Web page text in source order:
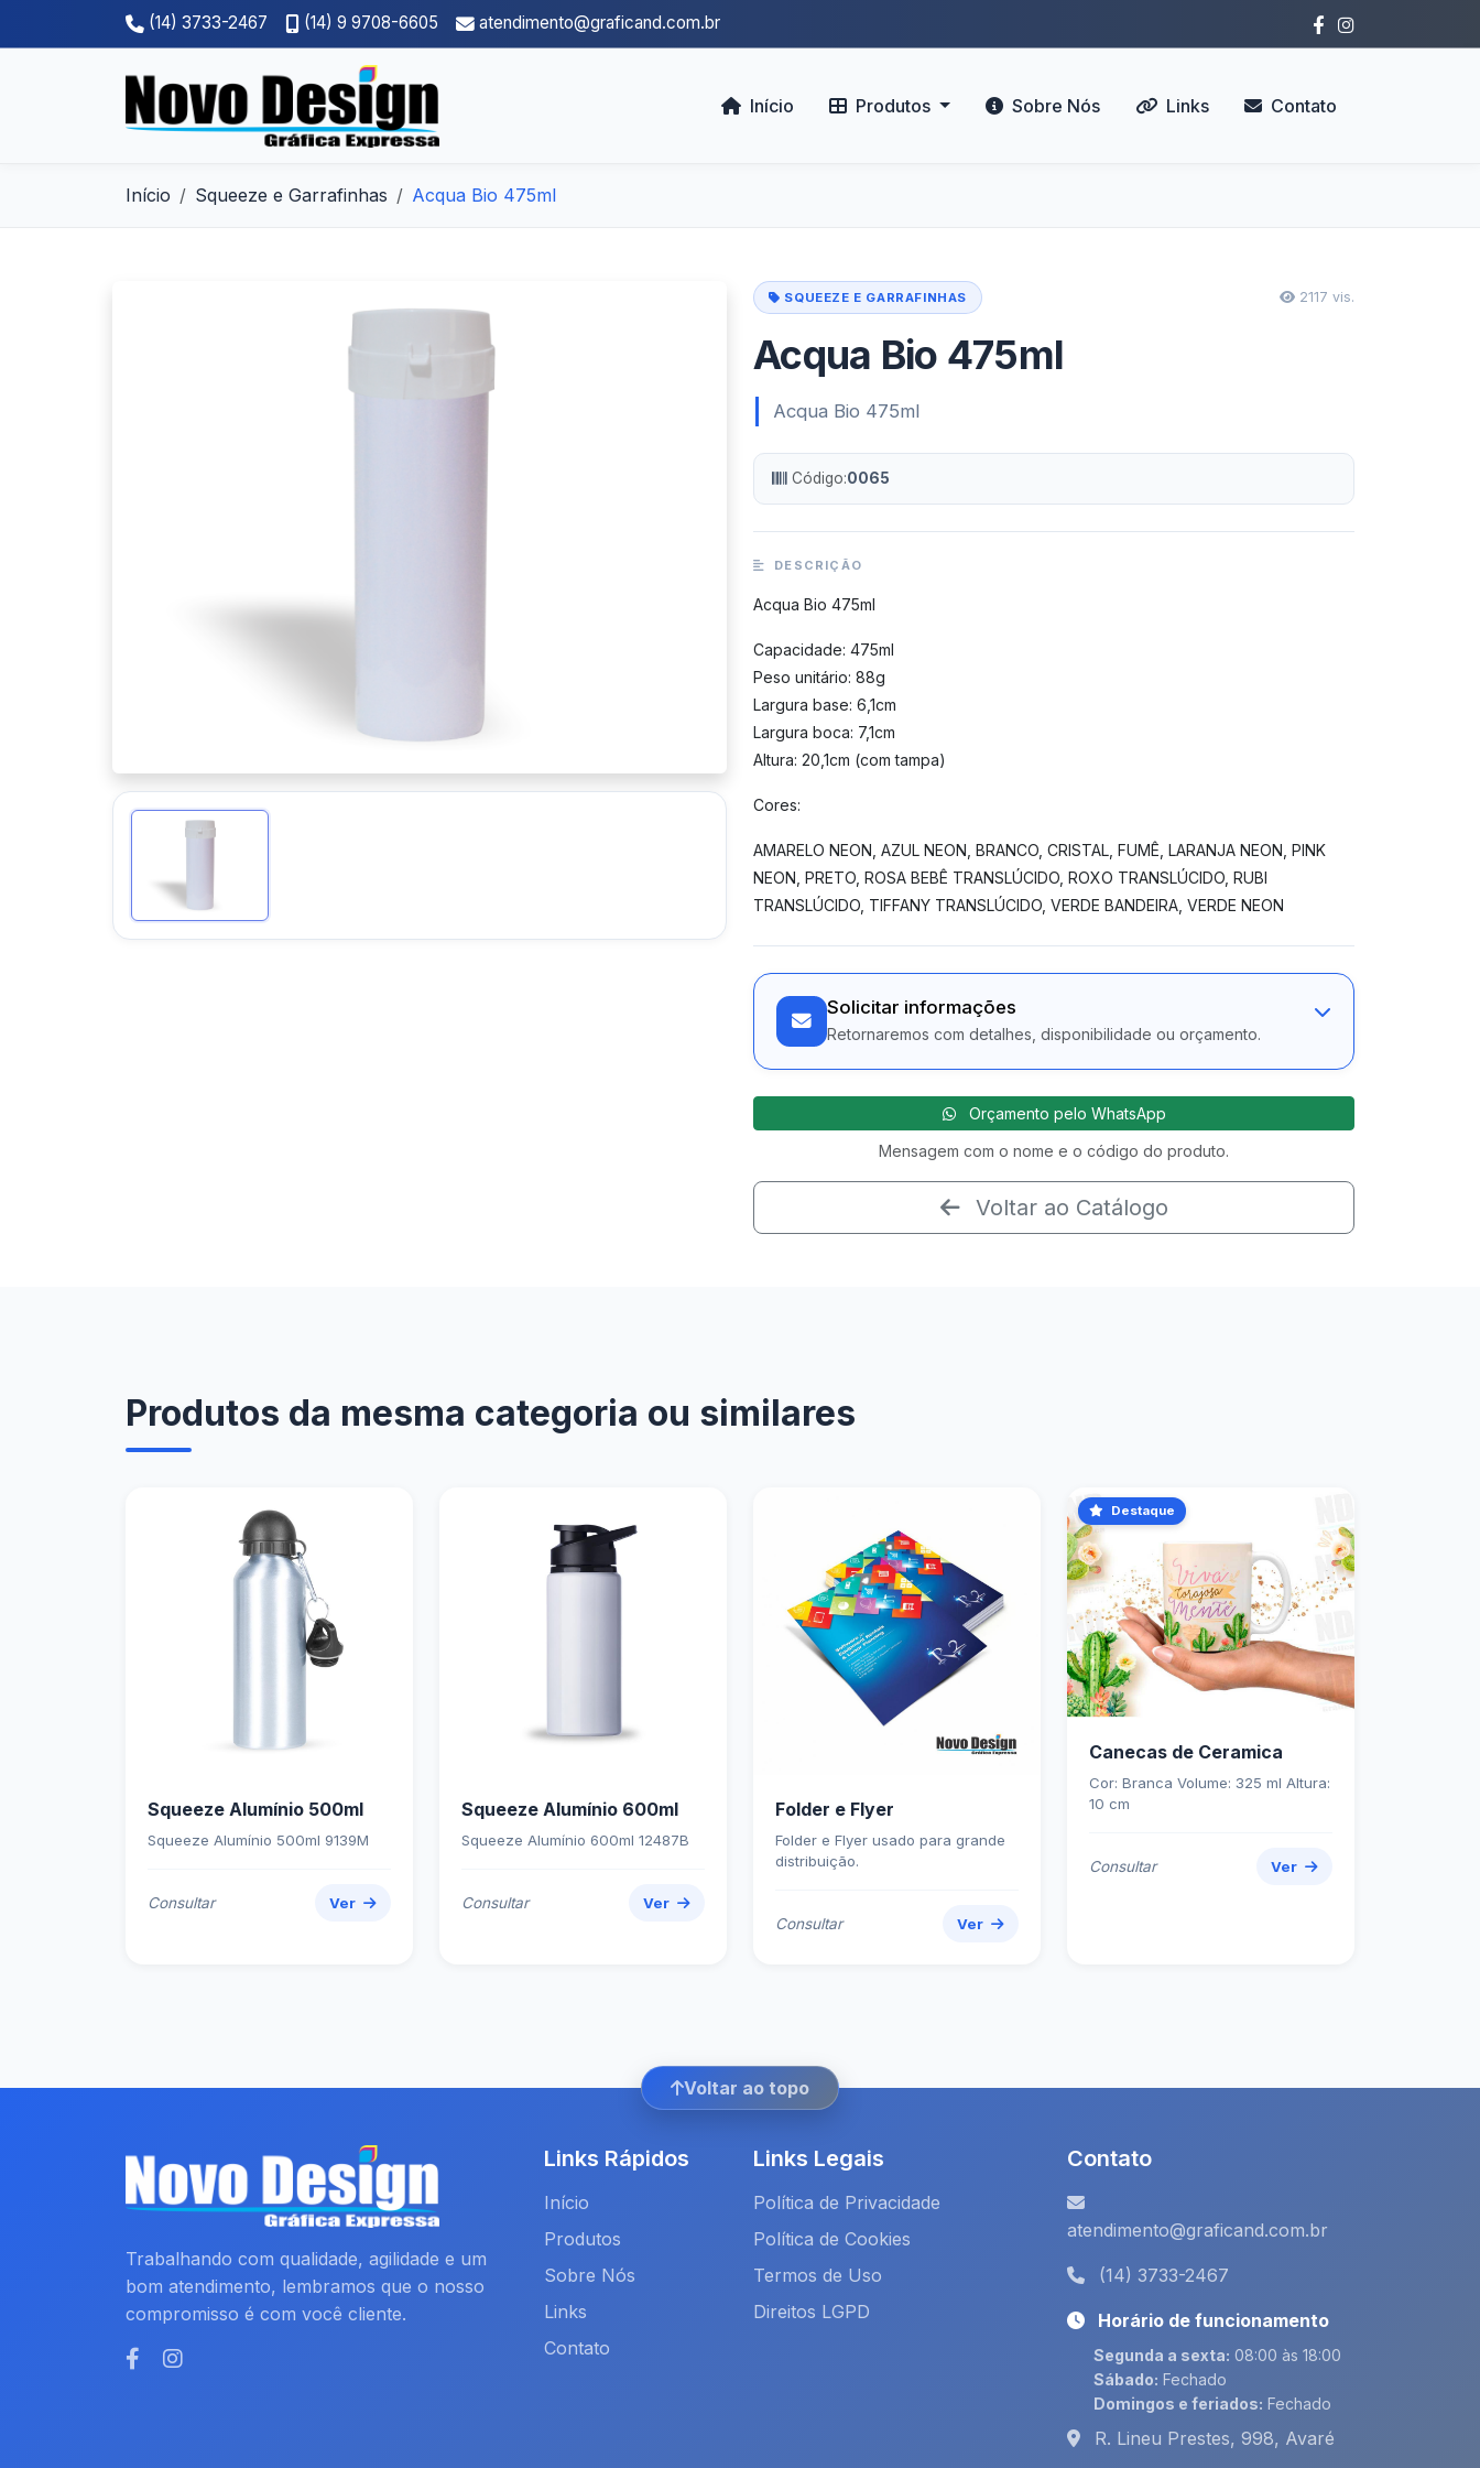
(14) 3733-2467 (14) 9 9708-6605 atendimento@graficand.com.br
Início Produtos Sobre Nós Links Contato
Início Squeeze e Garrafinhas Acqua Bio 475ml
SQUEEZE E GARRAFINHAS 2117 vis.
Acqua Bio 475ml
Acqua Bio 475ml
Código:0065
DESCRIÇÃO
Acqua Bio 475ml
Capacidade: 475ml
Peso unitário: 88g
Largura base: 6,1cm
Largura boca: 7,1cm
Altura: 20,1cm (com tampa)
Cores:
AMARELO NEON, AZUL NEON, BRANCO, CRISTAL, FUMÊ, LARANJA NEON, PINK
NEON, PRETO, ROSA BEBÊ TRANSLÚCIDO, ROXO TRANSLÚCIDO, RUBI
TRANSLÚCIDO, TIFFANY TRANSLÚCIDO, VERDE BANDEIRA, VERDE NEON
Solicitar informações
Retornaremos com detalhes, disponibilidade ou orçamento.
Orçamento pelo WhatsApp
Mensagem com o nome e o código do produto.
Voltar ao Catálogo
Produtos da mesma categoria ou similares
Squeeze Alumínio 500ml
Squeeze Alumínio 500ml 9139M
Consultar Ver
Squeeze Alumínio 600ml
Squeeze Alumínio 600ml 12487B
Consultar Ver
Folder e Flyer
Folder e Flyer usado para grande
distribuição.
Consultar Ver
Destaque
Canecas de Ceramica
Cor: Branca Volume: 325 ml Altura:
10 cm
Consultar Ver
Voltar ao topo
Trabalhando com qualidade, agilidade e um
bom atendimento, lembramos que o nosso
compromisso é com você cliente.
Links Rápidos
Início
Produtos
Sobre Nós
Links
Contato
Links Legais
Política de Privacidade
Política de Cookies
Termos de Uso
Direitos LGPD
Contato
atendimento@graficand.com.br
(14) 3733-2467
Horário de funcionamento
Segunda a sexta: 08:00 às 18:00
Sábado: Fechado
Domingos e feriados: Fechado
R. Lineu Prestes, 998, Avaré